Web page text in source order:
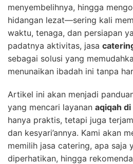
menyembelihnya, hingga
hidangan lezat—sering kali
waktu, tenaga, dan persiapan
padatnya aktivitas, jasa
sebagai solusi yang
menunaikan ibadah ini tanpa
Artikel ini akan menjadi
yang mencari layanan aqiqah
hanya praktis, tetapi juga
dan kesyari’annya. Kami akan
memilih jasa catering, apa saja
diperhatikan, hingga